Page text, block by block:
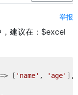
举报
建议在：$excel
=> [ 'name' , 'age' ],